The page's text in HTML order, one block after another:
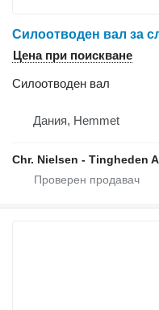
Силоотводен вал за
Цена при поискване
Силоотводен вал
Дания, Hemmet
Chr. Nielsen - Tingheden